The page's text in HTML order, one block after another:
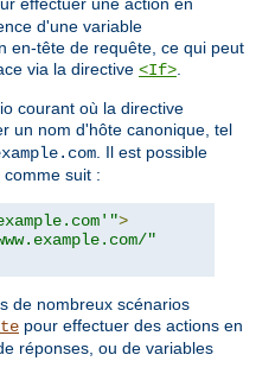
d'une variable
en-tête de requête, ce qui peut
via la directive <If>
courant où la directive
un nom d'hôte canonique, tel
. Il est possible
comme suit :
>
"
de nombreux scénarios
pour effectuer des actions en
réponses, ou de variables